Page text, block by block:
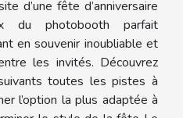
d’une fête d’anniversaire
du photobooth parfait
en souvenir inoubliable et
les invités. Découvrez
toutes les pistes à
l’option la plus adaptée à